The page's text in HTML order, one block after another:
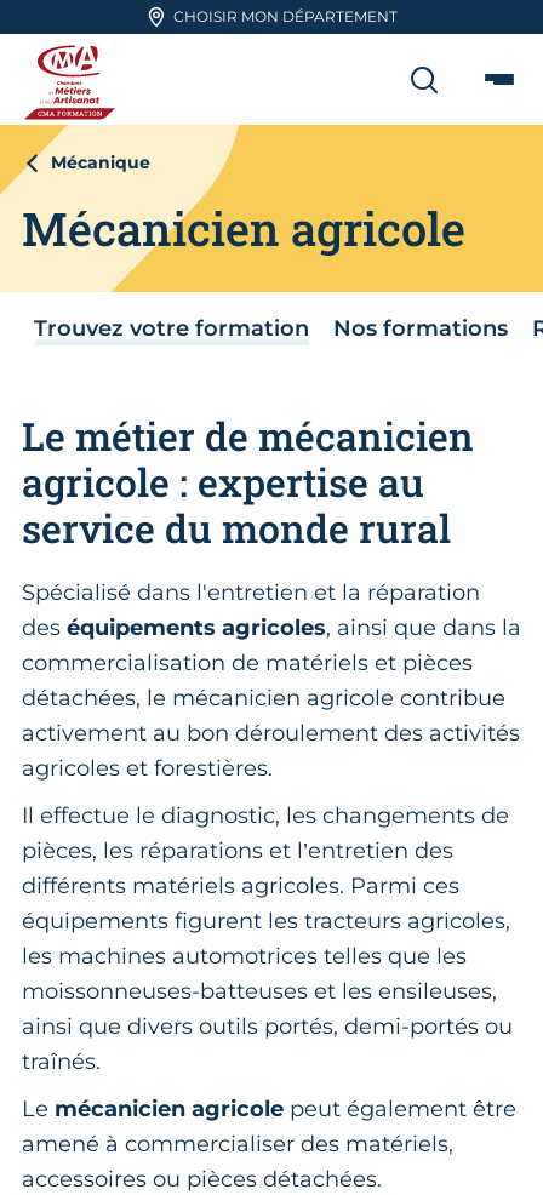
Aller en haut de pageCHOISIR MON DÉPARTEMENT
CMA FORMATION
Mécanique
Mécanicien agricole
Trouvez votre formation Nos formations
Le métier de mécanicien
agricole : expertise au
service du monde rural
Spécialisé dans l'entretien et la réparation
des équipements agricoles, ainsi que dans la
commercialisation de matériels et pièces
détachées, le mécanicien agricole contribue
activement au bon déroulement des activités
agricoles et forestières.
Il effectue le diagnostic, les changements de
pièces, les réparations et l’entretien des
différents matériels agricoles. Parmi ces
équipements figurent les tracteurs agricoles,
les machines automotrices telles que les
moissonneuses-batteuses et les ensileuses,
ainsi que divers outils portés, demi-portés ou
traînés.
Le mécanicien agricole peut également être
amené à commercialiser des matériels,
accessoires ou pièces détachées.